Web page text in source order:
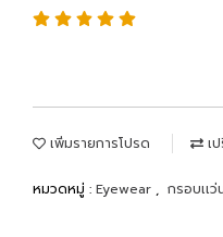
เพิ่มรายการโปรด เ
หมวดหมู่ : Eyewear , กรอบเเว่